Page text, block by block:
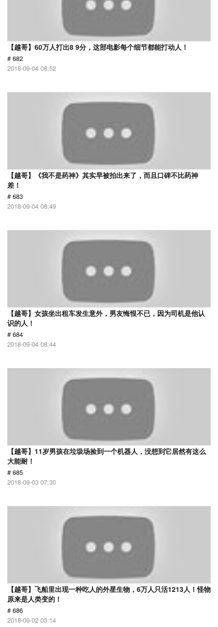
【越哥】60万人打出8 9分，这部电影每个细节都能打动人！
# 682
2018-09-04 08:52
【越哥】《我不是药神》其实早被拍出来了，而且口碑不比药神
差！
# 683
2018-09-04 08:49
【越哥】女孩坐出租车发生意外，男友悔恨不已，因为司机是他认
识的人！
# 684
2018-09-04 08:44
【越哥】11岁男孩在垃圾场捡到一个机器人，没想到它居然有这么
大能耐！
# 685
2018-09-03 07:30
【越哥】飞船里出现一种吃人的外星生物，6万人只活1213人！怪物
原来是人类变的！
# 686
2018-09-02 03:14